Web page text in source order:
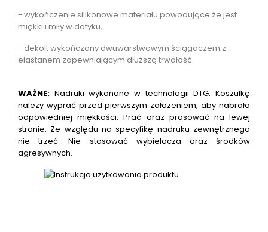
- wykończenie silikonowe materiału powodujące że jest
miękki i miły w dotyku,
- dekolt wykończony dwuwarstwowym ściągaczem z
elastanem zapewniającym dłuższą trwałość.
WAŻNE: Nadruki wykonane w technologii DTG. Koszulkę
należy wyprać przed pierwszym założeniem, aby nabrała
odpowiedniej miękkości. Prać oraz prasować na lewej
stronie. Ze względu na specyfikę nadruku zewnętrznego
nie trzeć. Nie stosować wybielacza oraz środków
agresywnych.